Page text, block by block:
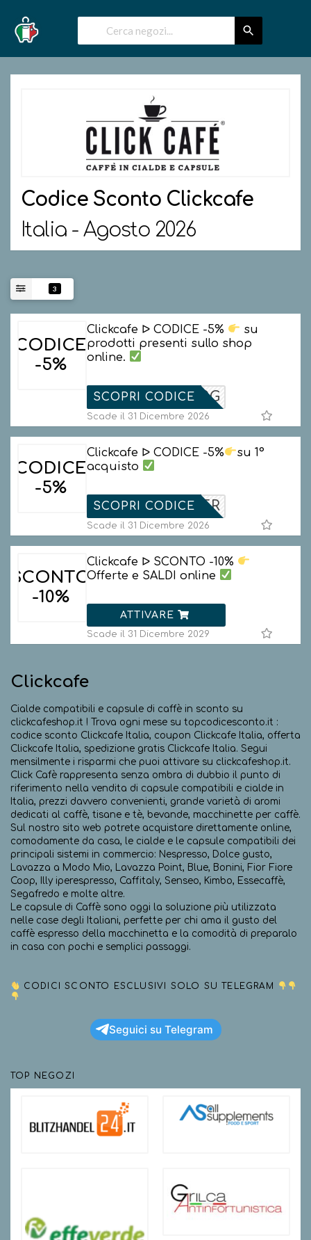
Codice Sconto Clickcafe
Italia - Agosto 2026
3
CODICE
-5%
Clickcafe ᐅ CODICE -5%
su
prodotti presenti sullo shop
online.
W8N48CRG
SCOPRI CODICE
Scade il 31 Dicembre 2026
CODICE
-5%
Clickcafe ᐅ CODICE -5%
su 1°
acquisto
WSLETTER
SCOPRI CODICE
Scade il 31 Dicembre 2026
SCONTO
-10%
Clickcafe ᐅ SCONTO -10%
Offerte e SALDI online
ATTIVARE
Scade il 31 Dicembre 2029
Clickcafe
Cialde compatibili e capsule di caffè in sconto su
clickcafeshop.it ! Trova ogni mese su topcodicesconto.it :
codice sconto Clickcafe Italia, coupon Clickcafe Italia, offerta
Clickcafe Italia, spedizione gratis Clickcafe Italia. Segui
mensilmente i risparmi che puoi attivare su clickcafeshop.it.
Click Cafè rappresenta senza ombra di dubbio il punto di
riferimento nella vendita di capsule compatibili e cialde in
Italia, prezzi davvero convenienti, grande varietà di aromi
dedicati al caffè, tisane e tè, bevande, macchinette per caffè.
Sul nostro sito web potrete acquistare direttamente online,
comodamente da casa, le cialde e le capsule compatibili dei
principali sistemi in commercio: Nespresso, Dolce gusto,
Lavazza a Modo Mio, Lavazza Point, Blue, Bonini, Fior Fiore
Coop, Illy iperespresso, Caffitaly, Senseo, Kimbo, Essecaffè,
Segafredo e molte altre.
Le capsule di Caffè sono oggi la soluzione più utilizzata
nelle case degli Italiani, perfette per chi ama il gusto del
caffè espresso della macchinetta e la comodità di preparalo
in casa con pochi e semplici passaggi.
CODICI SCONTO ESCLUSIVI SOLO SU TELEGRAM
Seguici su Telegram
TOP NEGOZI